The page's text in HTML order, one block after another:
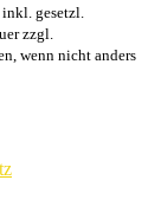
gesetzl.
zzgl.
wenn nicht anders